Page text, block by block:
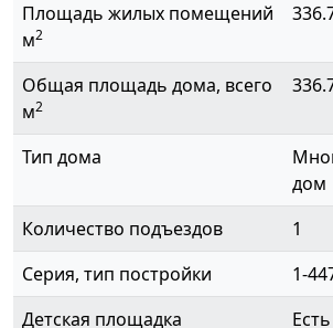
Площадь жилых помещений
м2
Общая площадь дома, всего
м2
Тип дома
дом
Количество подъездов
1
Серия, тип постройки
1-
Детская площадка
Есть